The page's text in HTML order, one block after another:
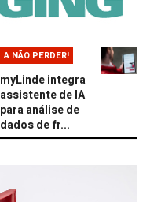
A NÃO PERDER!
myLinde integra
assistente de IA
para análise de
dados de fr...